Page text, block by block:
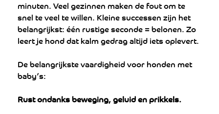
minuten. Veel gezinnen maken de fout om te
snel te veel te willen. Kleine successen zijn het
belangrijkst: één rustige seconde = belonen. Zo
leert je hond dat kalm gedrag altijd iets oplevert.
De belangrijkste vaardigheid voor honden met
baby’s:
Rust ondanks beweging, geluid en prikkels.